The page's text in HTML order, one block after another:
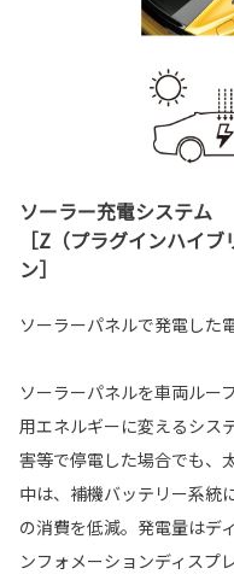
ソーラー充電システム
［Z（プラグインハイ
ン］
ソーラーパネルで発電した
ソーラーパネルを車両ルー
用エネルギーに変えるシス
害等で停電した場合でも、
中は、補機バッテリー系統
の消費を低減。発電量はデ
ンフォメーションディスプ